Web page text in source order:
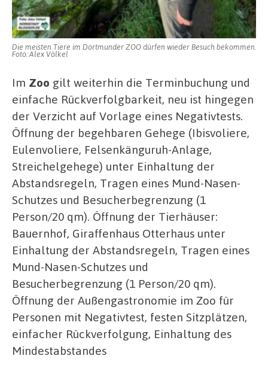
Die meisten Tiere im Dortmunder ZOO dürfen wieder Besuch bekommen.
Foto: Alex Völkel
Im Zoo gilt weiterhin die Terminbuchung und
einfache Rückverfolgbarkeit, neu ist hingegen
der Verzicht auf Vorlage eines Negativtests.
Öffnung der begehbaren Gehege (Ibisvoliere,
Eulenvoliere, Felsenkänguruh-Anlage,
Streichelgehege) unter Einhaltung der
Abstandsregeln, Tragen eines Mund-Nasen-
Schutzes und Besucherbegrenzung (1
Person/20 qm). Öffnung der Tierhäuser:
Bauernhof, Giraffenhaus Otterhaus unter
Einhaltung der Abstandsregeln, Tragen eines
Mund-Nasen-Schutzes und
Besucherbegrenzung (1 Person/20 qm).
Öffnung der Außengastronomie im Zoo für
Personen mit Negativtest, festen Sitzplätzen,
einfacher Rückverfolgung, Einhaltung des
Mindestabstandes